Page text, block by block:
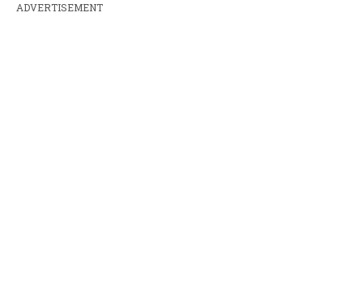
ADVERTISEMENT